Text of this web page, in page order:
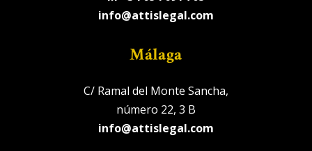
info@attislegal.com
Málaga
C/ Ramal del Monte Sancha,
número 22, 3 B
info@attislegal.com